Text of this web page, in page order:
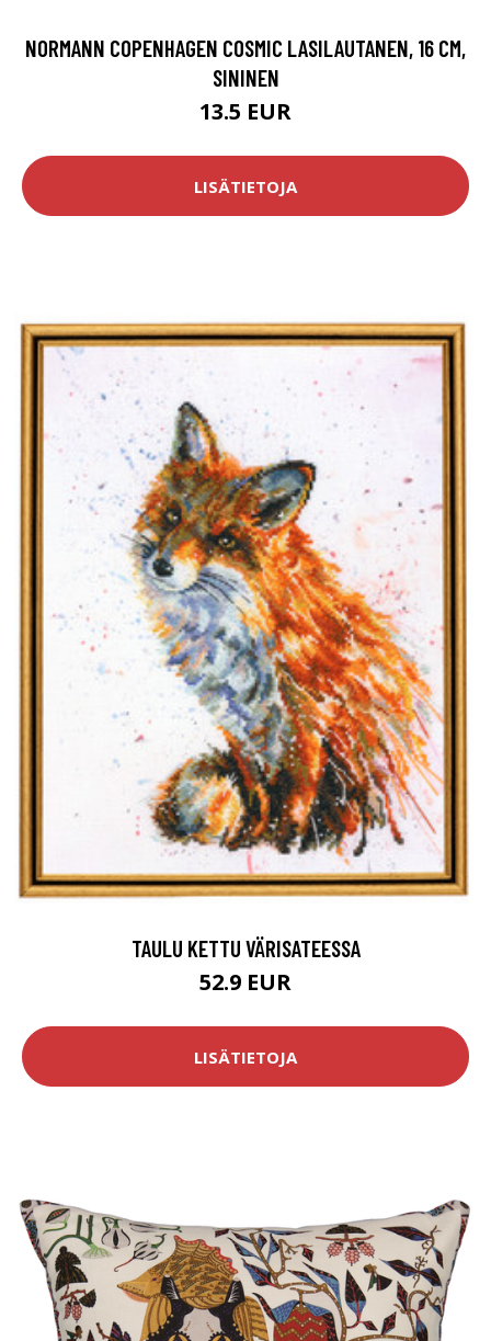
NORMANN COPENHAGEN COSMIC LASILAUTANEN, 16 CM,
SININEN
13.5 EUR
LISÄTIETOJA
TAULU KETTU VÄRISATEESSA
52.9 EUR
LISÄTIETOJA